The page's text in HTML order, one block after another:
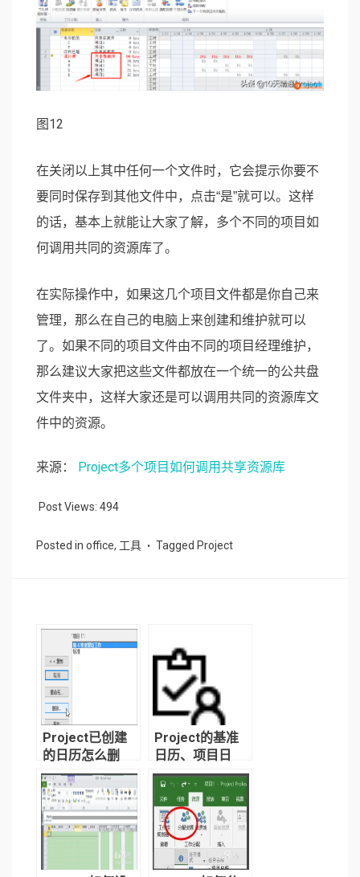
图12
在关闭以上其中任何一个文件时，它会提示你要不
要同时保存到其他文件中，点击“是”就可以。这样
的话，基本上就能让大家了解，多个不同的项目如
何调用共同的资源库了。
在实际操作中，如果这几个项目文件都是你自己来
管理，那么在自己的电脑上来创建和维护就可以
了。如果不同的项目文件由不同的项目经理维护，
那么建议大家把这些文件都放在一个统一的公共盘
文件夹中，这样大家还是可以调用共同的资源库文
件中的资源。
来源： Project多个项目如何调用共享资源库
Post Views: 494
Posted in office, 工具 Tagged Project
Project已创建
的日历怎么删
除，怎么修改名
称？
Project的基准
日历、项目日
历、任务日历和
资源日历是什
么？